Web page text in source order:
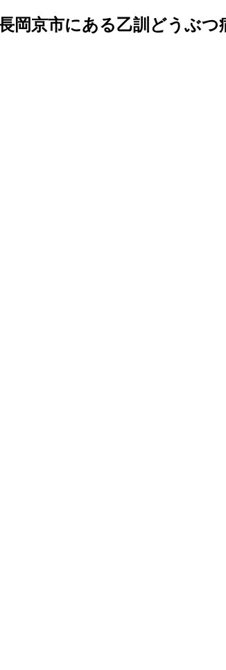
京市にある乙訓どうぶつ